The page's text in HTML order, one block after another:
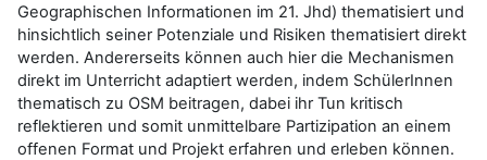
Geographischen Informationen im 21. Jhd) thematisiert und
hinsichtlich seiner Potenziale und Risiken thematisiert direkt
werden. Andererseits können auch hier die Mechanismen
direkt im Unterricht adaptiert werden, indem SchülerInnen
thematisch zu OSM beitragen, dabei ihr Tun kritisch
reflektieren und somit unmittelbare Partizipation an einem
offenen Format und Projekt erfahren und erleben können.